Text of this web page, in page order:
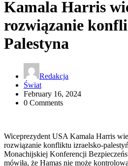
Kamala Harris
rozwiązanie
Palestyna
Redakcja
Świat
February 16, 2024
0 Comments
Wiceprezydent USA Kamala Harris
rozwiązanie konfliktu izraelsko-
Monachijskiej Konferencji
mówiła, że Hamas nie może